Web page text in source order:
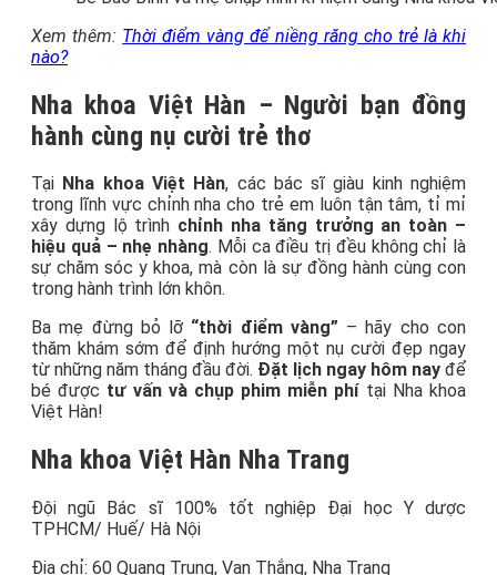
Xem thêm: Thời điểm vàng để niềng răng cho trẻ là khi
nào?
Nha khoa Việt Hàn – Người bạn đồng
hành cùng nụ cười trẻ thơ
Tại Nha khoa Việt Hàn, các bác sĩ giàu kinh nghiệm
trong lĩnh vực chỉnh nha cho trẻ em luôn tận tâm, tỉ mỉ
xây dựng lộ trình chỉnh nha tăng trưởng an toàn –
hiệu quả – nhẹ nhàng. Mỗi ca điều trị đều không chỉ là
sự chăm sóc y khoa, mà còn là sự đồng hành cùng con
trong hành trình lớn khôn.
Ba mẹ đừng bỏ lỡ “thời điểm vàng” – hãy cho con
thăm khám sớm để định hướng một nụ cười đẹp ngay
từ những năm tháng đầu đời. Đặt lịch ngay hôm nay để
bé được tư vấn và chụp phim miễn phítại Nha khoa
Việt Hàn!
Nha khoa Việt Hàn Nha Trang
Đội ngũ Bác sĩ 100% tốt nghiệp Đại học Y dược
TPHCM/ Huế/ Hà Nội
Địa chỉ: 60 Quang Trung, Vạn Thắng, Nha Trang